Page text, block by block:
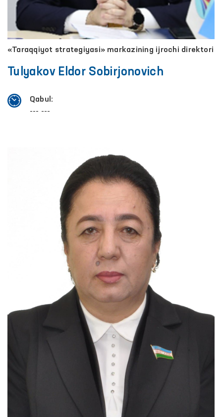
«Taraqqiyot strategiyasi» markazining ijrochi direktori
Tulyakov Eldor Sobirjonovich
Qabul:
--- ---